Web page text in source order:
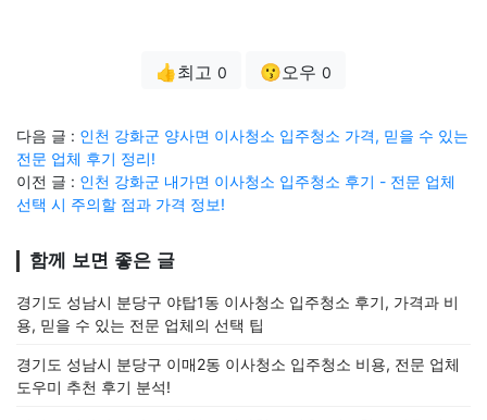
👍최고 0 😗오우 0
다음 글 : 인천 강화군 양사면 이사청소 입주청소 가격, 믿을 수 있는
전문 업체 후기 정리!
이전 글 : 인천 강화군 내가면 이사청소 입주청소 후기 - 전문 업체
선택 시 주의할 점과 가격 정보!
함께 보면 좋은 글
경기도 성남시 분당구 야탑1동 이사청소 입주청소 후기, 가격과 비
용, 믿을 수 있는 전문 업체의 선택 팁
경기도 성남시 분당구 이매2동 이사청소 입주청소 비용, 전문 업체
도우미 추천 후기 분석!